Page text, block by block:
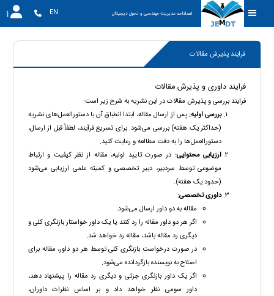
فصلنامه مدیریت مهندسی و تحول دیجیتال EN
فرایند پذیرش مقالات
فرایند داوری و پذیرش مقالات
فرایند بررسی و پذیرش مقالات در این نشریه به شرح زیر است:
بررسی اولیه:پس از ارسال مقاله، ابتدا انطباق آن با دستورالعمل‌های نشریه
(حداکثر یک هفته) بررسی می‌شود. برای تسریع فرآیند، لطفاً قبل از ارسال،
دستورالعمل‌ها را به دقت مطالعه و رعایت کنید.
ارزیابی محتوایی: در صورت تایید اولیه، مقاله از نظر کیفیت و ارتباط
موضوعی توسط سردبیر، دبیر تخصصی و کمیته علمی ارزیابی می‌شود
(حدود یک هفته).
داوری تخصصی:
مقاله به دو داور ارسال می‌شود.
اگر هر دو داور مقاله را رد کنند یا یک داور خواستار بازنگری کلی و
دیگری رد مقاله باشد، مقاله رد خواهد شد.
در صورت درخواست بازنگری کلی توسط هر دو داور، مقاله برای
اصلاح به نویسنده بازگردانده می‌شود.
اگر یک داور بازنگری جزئی و دیگری رد مقاله را پیشنهاد دهد،
داور سومی نظر خواهد داد و بر اساس نظرات داوران،